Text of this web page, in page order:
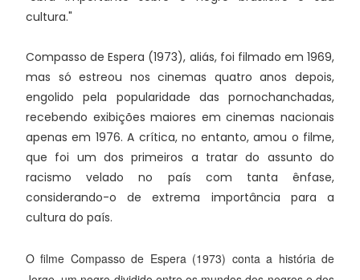
cultura."
Compasso de Espera (1973), aliás, foi filmado em 1969,
mas só estreou nos cinemas quatro anos depois,
engolido pela popularidade das pornochanchadas,
recebendo exibições maiores em cinemas nacionais
apenas em 1976. A crítica, no entanto, amou o filme,
que foi um dos primeiros a tratar do assunto do
racismo velado no país com tanta ênfase,
considerando-o de extrema importância para a
cultura do país.
O filme Compasso de Espera (1973) conta a história de